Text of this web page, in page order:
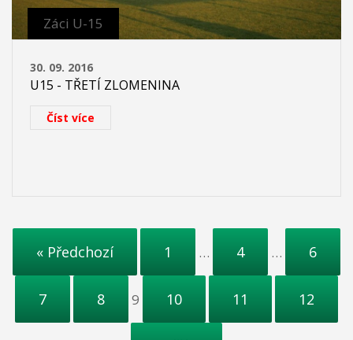
Záci U-15
30. 09. 2016
U15 - TŘETÍ ZLOMENINA
Číst více
« Předchozí 1 … 4 … 6
7 8 9 10 11 12